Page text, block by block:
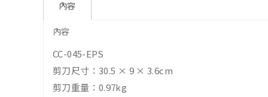
內容
內容
CC-045-EPS
剪刀尺寸：30.5 × 9 × 3.6cm
剪刀重量：0.97kg